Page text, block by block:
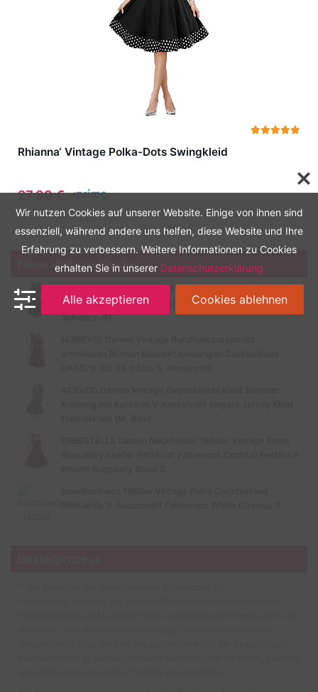
Rhianna‘ Vintage Polka-Dots Swingkleid
27,99 €
Zuletzt aktualisiert am: August 7, 2026 3:57 a.m.
Neue Vintage Kleider
Retro Knielanges Cocktailkleid A135 (EU 40 = Size L,
Schwarz-B)
Wir nutzen Cookies auf unserer Website. Einige von ihnen sind
essenziell, während andere uns helfen, diese Website und Ihre
Erfahrung zu verbessern. Weitere Informationen zu Cookies
erhalten Sie in unserer Datenschutzerklärung
Alle akzeptieren Cookies ablehnen